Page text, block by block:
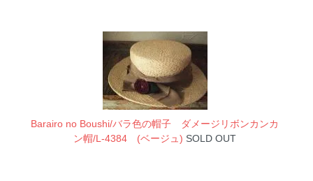
Barairo no Boushi/バラ色の帽子 ダメージリボンカンカ
ン帽/L-4384 (ベージュ) SOLD OUT